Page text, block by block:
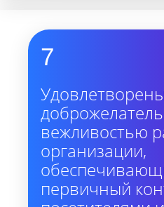
7
вежливостью
организации,
первичный